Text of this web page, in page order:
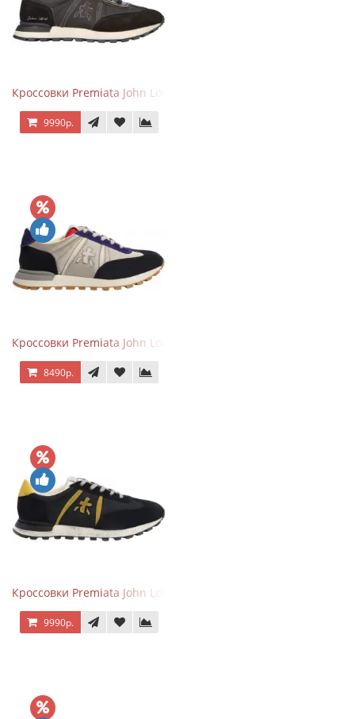
Кроссовки Premiata John Low черные
9990р.
Кроссовки Premiata John Low черные с серым
8490р.
Кроссовки Premiata John Low черные с желтым
9990р.